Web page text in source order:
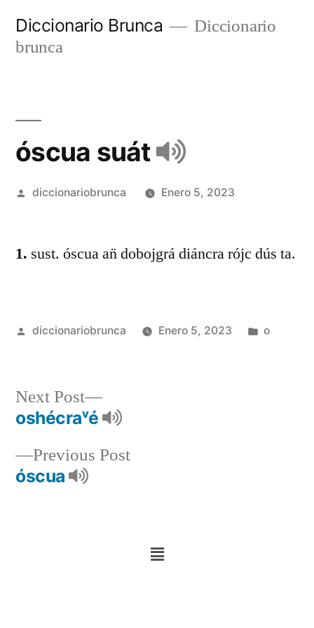
Diccionario Brunca
Diccionario
brunca
óscua suát
diccionariobrunca Enero 5, 2023
1. sust. óscua an̈ dobojgrá diáncra rójc dús ta.
diccionariobrunca Enero 5, 2023 o
Previous Post
óscua
Next Post
oshécraᵛé